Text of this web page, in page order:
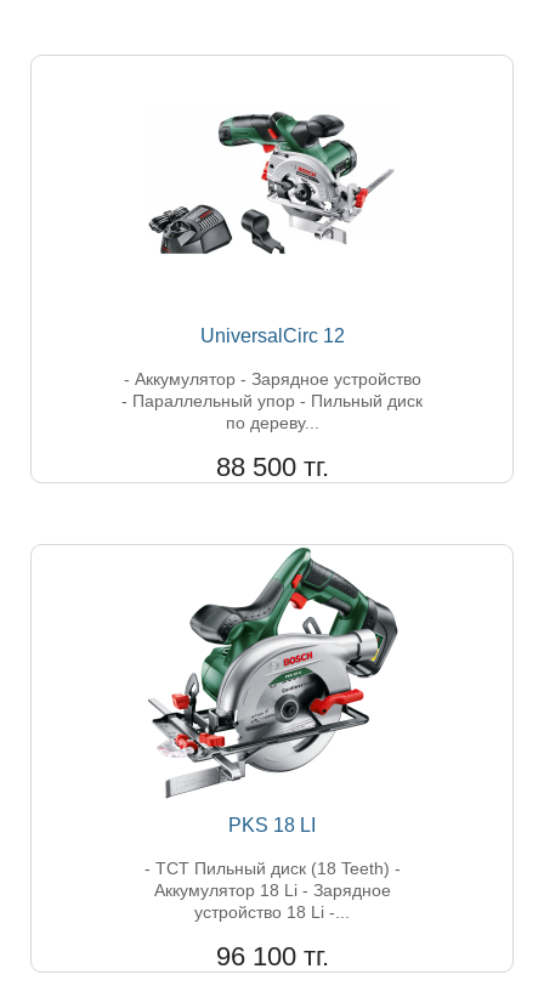
UniversalCirc 12
- Аккумулятор - Зарядное устройство
- Параллельный упор - Пильный диск
по дереву...
88 500 тг.
PKS 18 LI
- TCT Пильный диск (18 Teeth) -
Аккумулятор 18 Li - Зарядное
устройство 18 Li -...
96 100 тг.